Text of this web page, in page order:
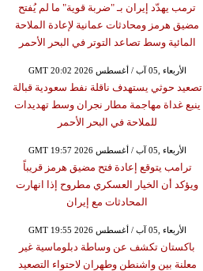
ترمب يهدّد إيران بـ "ضربة قوية" ما لم يُفتح
مضيق هرمز ومحادثات عمانية لإعادة الملاحة
المائية وسط تصاعد التوتر في البحر الأحمر
GMT 20:02 2026 الأربعاء ,05 آب / أغسطس
تصعيد حوثي يستهدف ناقلة نفط سعودية قبالة
ينبع غداة مهاجمة مطار نجران وسط تهديدات
للملاحة في البحر الأحمر
GMT 19:57 2026 الأربعاء ,05 آب / أغسطس
ترامب يتوقع إعادة فتح مضيق هرمز قريباً
ويؤكد أن الخيار العسكري مطروح إذا انهارت
المحادثات مع إيران
GMT 19:55 2026 الأربعاء ,05 آب / أغسطس
باكستان تكشف عن وساطة دبلوماسية غير
معلنة بين واشنطن وطهران لاحتواء التصعيد